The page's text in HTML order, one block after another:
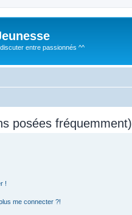
entre passionnés ^^
posées fréquemment)
!
me connecter ?!